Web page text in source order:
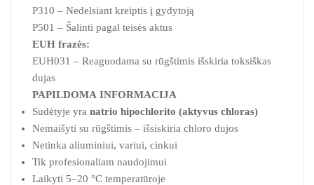
P310 – Nedelsiant kreiptis į gydytoją
P501 – Šalinti pagal teisės aktus
EUH frazės:
EUH031 – Reaguodama su rūgštimis išskiria toksiškas
dujas
PAPILDOMA INFORMACIJA
Sudėtyje yra natrio hipochlorito (aktyvus chloras)
Nemaišyti su rūgštimis – išsiskiria chloro dujos
Netinka aliuminiui, variui, cinkui
Tik profesionaliam naudojimui
Laikyti 5–20 °C temperatūroje